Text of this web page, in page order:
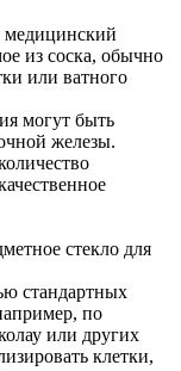
медицинский
из соска, обычно
или ватного
могут быть
железы.
стекло для
стандартных
по
или других
клетки,